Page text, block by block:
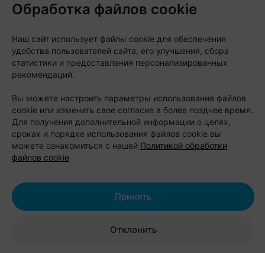
Как родилась идея?
Обработка файлов cookie
Наш сайт использует файлы cookie для обеспечения
удобства пользователей сайта, его улучшения, сбора
статистики и предоставления персонализированных
рекомендаций.
Вы можете настроить параметры использования файлов
cookie или изменить свое согласие в более позднее время.
Для получения дополнительной информации о целях,
сроках и порядке использования файлов cookie вы
можете ознакомиться с нашей Политикой обработки
файлов cookie
Отклонить
Принять